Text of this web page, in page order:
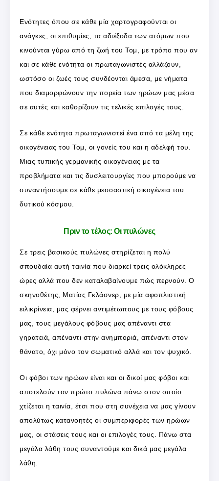
Ενότητες όπου σε κάθε μία χαρτογραφούνται οι
ανάγκες, οι επιθυμίες, τα αδιέξοδα των ατόμων που
κινούνται γύρω από τη ζωή του Τομ, με τρόπο που αν
και σε κάθε ενότητα οι πρωταγωνιστές αλλάζουν,
ωστόσο οι ζωές τους συνδέονται άμεσα, με νήματα
που διαμορφώνουν την πορεία των ηρώων μας μέσα
σε αυτές και καθορίζουν τις τελικές επιλογές τους.
Σε κάθε ενότητα πρωταγωνιστεί ένα από τα μέλη της
οικογένειας του Τομ, οι γονείς του και η αδελφή του.
Μιας τυπικής γερμανικής οικογένειας με τα
προβλήματα και τις δυσλειτουργίες που μπορούμε να
συναντήσουμε σε κάθε μεσοαστική οικογένεια του
δυτικού κόσμου.
Πριν το τέλος: Οι πυλώνες
Σε τρεις βασικούς πυλώνες στηρίζεται η πολύ
σπουδαία αυτή ταινία που διαρκεί τρεις ολόκληρες
ώρες αλλά που δεν καταλαβαίνουμε πώς περνούν. Ο
σκηνοθέτης, Ματίας Γκλάσνερ, με μία αφοπλιστική
ειλικρίνεια, μας φέρνει αντιμέτωπους με τους φόβους
μας, τους μεγάλους φόβους μας απέναντι στα
γηρατειά, απέναντι στην ανημποριά, απέναντι στον
θάνατο, όχι μόνο τον σωματικό αλλά και τον ψυχικό.
Οι φόβοι των ηρώων είναι και οι δικοί μας φόβοι και
αποτελούν τον πρώτο πυλώνα πάνω στον οποίο
χτίζεται η ταινία, έτσι που στη συνέχεια να μας γίνουν
απολύτως κατανοητές οι συμπεριφορές των ηρώων
μας, οι στάσεις τους και οι επιλογές τους. Πάνω στα
μεγάλα λάθη τους συναντούμε και δικά μας μεγάλα
λάθη.